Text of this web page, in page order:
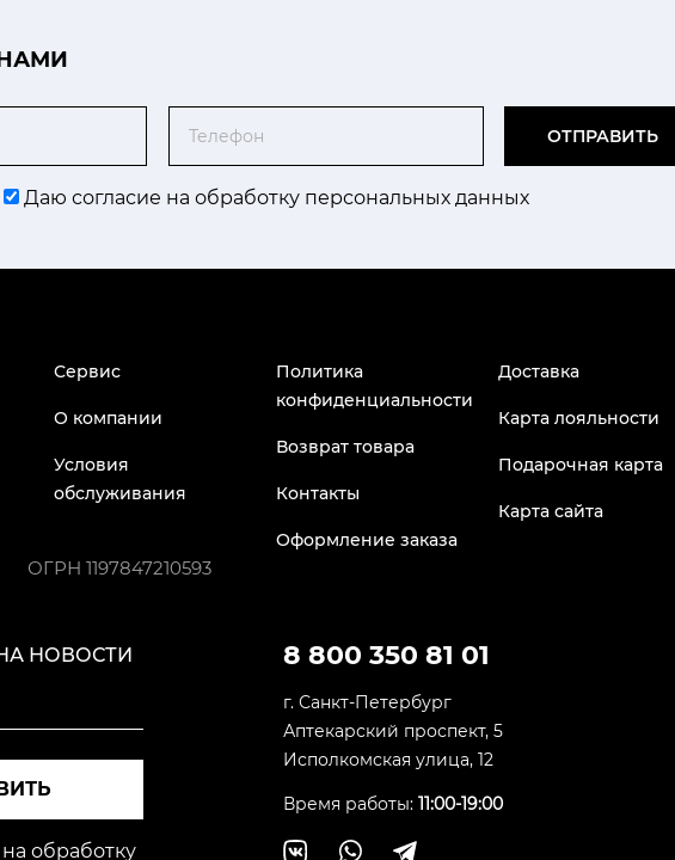
ОТПРАВИТЬ
Даю согласие на обработку персональных данных
Сервис
О компании
Условия
обслуживания
Политика
конфиденциальности
Возврат товара
Контакты
Оформление заказа
Доставка
Карта лояльности
Подарочная карта
Карта сайта
ОГРН 1197847210593
8 800 350 81 01
г. Санкт-Петербург
Аптекарский проспект, 5
Исполкомская улица, 12
Время работы: 11:00-19:00
НОВОСТИ
обработку